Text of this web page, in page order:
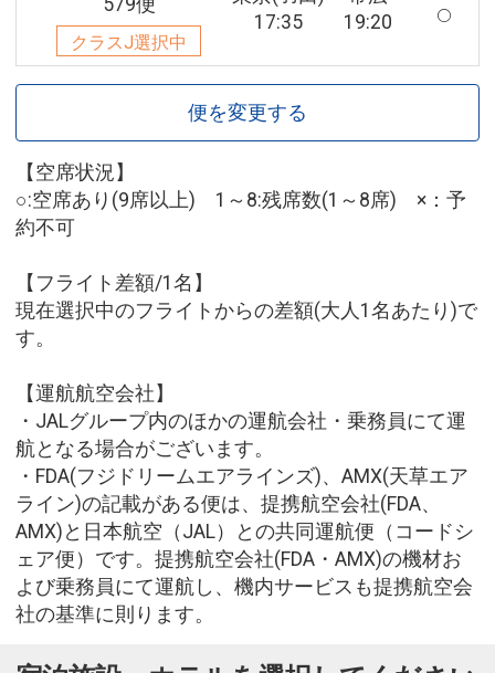
クラスJ選択中
17:35
19:20
便を変更する
【空席状況】
○:空席あり(9席以上) 1～8:残席数(1～8席) ×：予
約不可
【フライト差額/1名】
現在選択中のフライトからの差額(大人1名あたり)で
す。
【運航航空会社】
・JALグループ内のほかの運航会社・乗務員にて運
航となる場合がございます。
・FDA(フジドリームエアラインズ)、AMX(天草エア
ライン)の記載がある便は、提携航空会社(FDA、
AMX)と日本航空（JAL）との共同運航便（コードシ
ェア便）です。提携航空会社(FDA・AMX)の機材お
よび乗務員にて運航し、機内サービスも提携航空会
社の基準に則ります。